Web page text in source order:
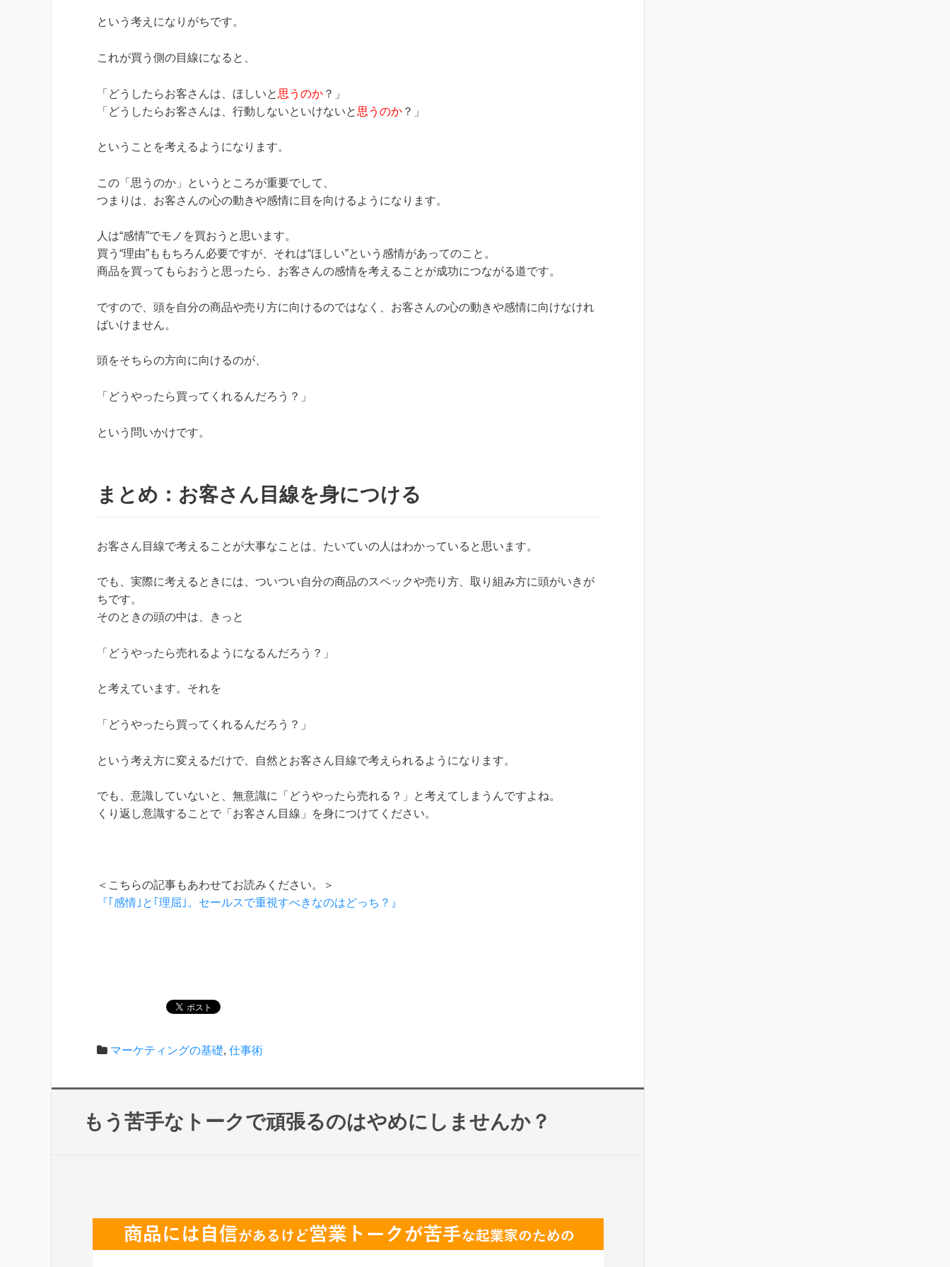
という考えになりがちです。
これが買う側の目線になると、
「どうしたらお客さんは、ほしいと 思うのか ？」
「どうしたらお客さんは、行動しないといけないと 思うのか ？」
ということを考えるようになります。
この「思うのか」というところが重要でして、
つまりは、お客さんの心の動きや感情に目を向けるようになります。
人は“感情”でモノを買おうと思います。
買う“理由”ももちろん必要ですが、それは“ほしい”という感情があってのこと。
商品を買ってもらおうと思ったら、お客さんの感情を考えることが成功につながる道です。
ですので、頭を自分の商品や売り方に向けるのではなく、お客さんの心の動きや感情に向けなけれ
ばいけません。
頭をそちらの方向に向けるのが、
「どうやったら買ってくれるんだろう？」
という問いかけです。
まとめ：お客さん目線を身につける
お客さん目線で考えることが大事なことは、たいていの人はわかっていると思います。
でも、実際に考えるときには、ついつい自分の商品のスペックや売り方、取り組み方に頭がいきが
ちです。
そのときの頭の中は、きっと
「どうやったら売れるようになるんだろう？」
と考えています。それを
「どうやったら買ってくれるんだろう？」
という考え方に変えるだけで、自然とお客さん目線で考えられるようになります。
でも、意識していないと、無意識に「どうやったら売れる？」と考えてしまうんですよね。
くり返し意識することで「お客さん目線」を身につけてください。
＜こちらの記事もあわせてお読みください。＞
『｢感情｣と｢理屈｣。セールスで重視すべきなのはどっち？』
マーケティングの基礎, 仕事術
もう苦手なトークで頑張るのはやめにしませんか？